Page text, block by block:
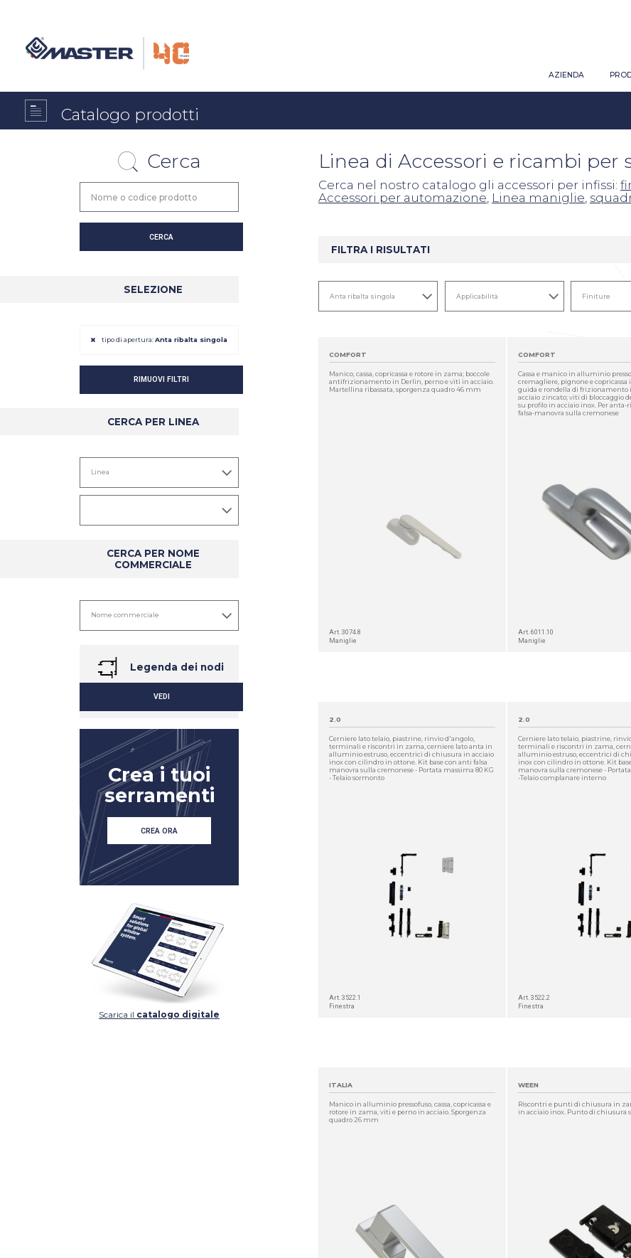
AZIENDA
Catalogo prodotti
Cerca
SELEZIONE
tipo di apertura:Anta ribalta singola
RIMUOVI FILTRI
CERCA PER LINEA
CERCA PER NOME
COMMERCIALE
Legenda dei nodi
VEDI
Crea i tuoi
serramenti
CREA ORA
Scarica il catalogo digitale
Linea di Accessori e ricambi per
Cerca nel nostro catalogo gli accessori per infissi:
Accessori per automazione, Linea maniglie,
FILTRA I RISULTATI
COMFORT
Manico, cassa, copricassa e rotore in zama; boccole
antifrizionamento in Derlin, perno e viti in acciaio.
Martellina ribassata, sporgenza quadro 46 mm
Art. 3074.8
Maniglie
COMFORT
Cassa e manico in alluminio
cremagliere, pignone e
guida e rondella di frizionamento
acciaio zincato; viti di bloccaggio
su profilo in acciaio inox. Per anta-
falsa-manovra sulla cremonese
DETTAGLIO
Art. 6011.10
Maniglie
2.0
Cerniere lato telaio, piastrine, rinvio d'angolo,
terminali e riscontri in zama, cerniere lato anta in
alluminio estruso, eccentrici di chiusura in acciaio
inox con cilindro in ottone. Kit base con anti falsa
manovra sulla cremonese - Portata massima 80 KG
- Telaio sormonto
Art. 3522.1
Finestra
2.0
Cerniere lato telaio, piastrine,
terminali e riscontri in zama,
alluminio estruso, eccentrici di
inox con cilindro in ottone. Kit
manovra sulla cremonese -
-Telaio complanare interno
Art. 3522.2
Finestra
ITALIA
Manico in alluminio pressofuso, cassa, copricassa e
rotore in zama, viti e perno in acciaio. Sporgenza
quadro 26 mm
WEEN
Riscontri e punti di chiusura in
in acciaio inox. Punto di chiusura
DETTAGLIO